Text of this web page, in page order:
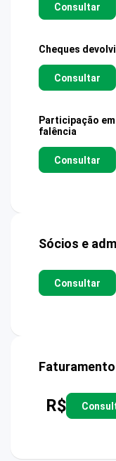
Consultar
Cheques
Consultar
Participação em
falência
Consultar
Sócios e
Consultar
Faturamento
R$